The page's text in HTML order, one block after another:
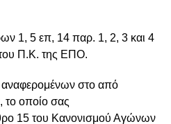
1, 5 επ, 14 παρ. 1, 2, 3 και 4
Π.Κ. της ΕΠΟ.
αναφερομένων στο από
οποίο σας
15 του Κανονισμού Αγώνων